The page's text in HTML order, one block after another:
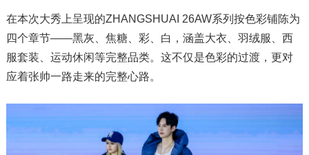
在本次大秀上呈现的ZHANGSHUAI 26AW系列按色彩铺陈为
四个章节——黑灰、焦糖、彩、白，涵盖大衣、羽绒服、西
服套装、运动休闲等完整品类。这不仅是色彩的过渡，更对
应着张帅一路走来的完整心路。